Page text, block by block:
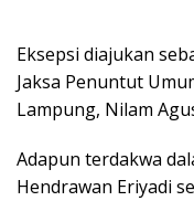
Eksepsi diajukan
Jaksa Penuntut
Lampung, Nilam
Adapun terdakwa
Hendrawan Eriyadi